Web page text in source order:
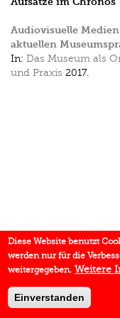
Audiovisuelle
aktuellen
In: Das Museum als
und Praxis 2017.
Diese Website benutzt
werden nur für die
weitergegeben. Weitere
Einverstanden